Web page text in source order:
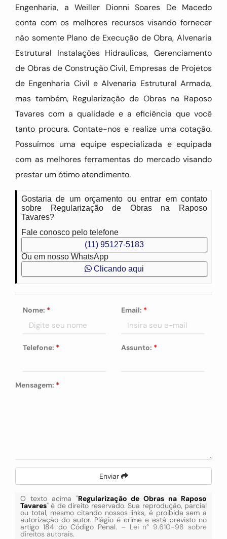
Engenharia, a Weiller Dionni Soares De Macedo
conta com os melhores recursos visando fornecer
não somente Plano de Execução de Obra, Alvenaria
Estrutural Instalações Hidraulicas, Gerenciamento
de Obras de Construção Civil, Empresas de Projetos
de Engenharia Civil e Alvenaria Estrutural Armada,
mas também, Regularização de Obras na Raposo
Tavares com a qualidade e a eficiência que você
tanto procura. Contate-nos e realize uma cotação.
Possuímos uma equipe especializada e equipada
com as melhores ferramentas do mercado visando
prestar um ótimo atendimento.
Gostaria de um orçamento ou entrar em contato
sobre Regularização de Obras na Raposo
Tavares?
Fale conosco pelo telefone
(11) 95127-5183
Ou em nosso WhatsApp
Clicando aqui
Nome: * Email: *
Telefone: * Assunto: *
Mensagem: *
Enviar
O texto acima "Regularização de Obras na Raposo
Tavares" é de direito reservado. Sua reprodução, parcial
ou total, mesmo citando nossos links, é proibida sem a
autorização do autor. Plágio é crime e está previsto no
artigo 184 do Código Penal. – Lei n° 9.610-98 sobre
direitos autorais.